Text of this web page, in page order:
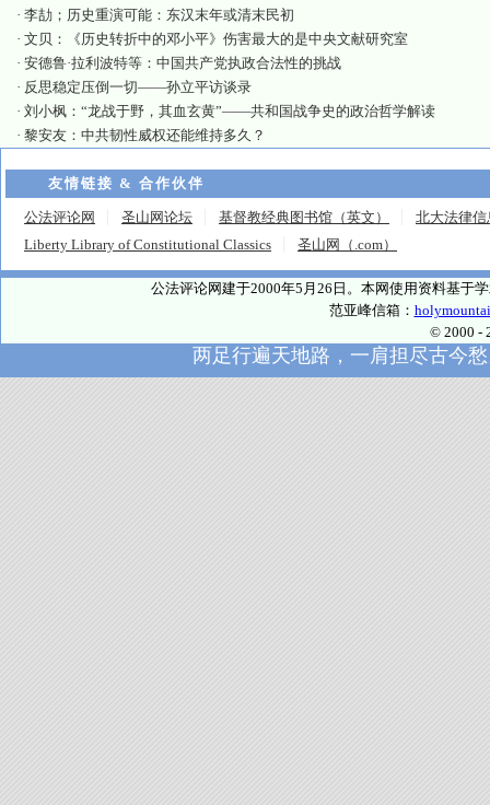
· 李劼；历史重演可能：东汉末年或清末民初
· 文贝：《历史转折中的邓小平》伤害最大的是中央文献研究室
· 安德鲁·拉利波特等：中国共产党执政合法性的挑战
· 反思稳定压倒一切——孙立平访谈录
· 刘小枫：“龙战于野，其血玄黄”——共和国战争史的政治哲学解读
· 黎安友：中共韧性威权还能维持多久？
友情链接 & 合作伙伴
公法评论网 圣山网论坛 基督教经典图书馆（英文）
北大法律信
Liberty Library of Constitutional Classics
圣山网（.com）
公法评论网建于2000年5月26日。本网使用资料基于
范亚峰信箱：
© 2000 -
两足行遍天地路，一肩担尽古今